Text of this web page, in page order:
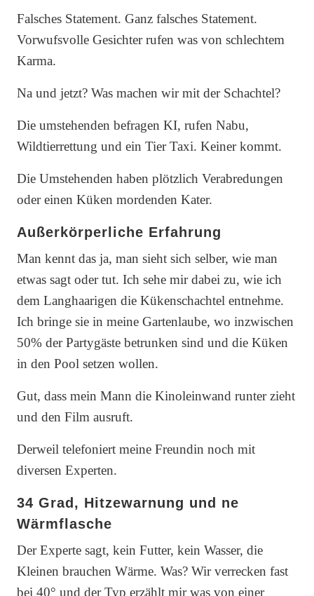
Falsches Statement. Ganz falsches Statement.
Vorwufsvolle Gesichter rufen was von schlechtem
Karma.
Na und jetzt? Was machen wir mit der Schachtel?
Die umstehenden befragen KI, rufen Nabu,
Wildtierrettung und ein Tier Taxi. Keiner kommt.
Die Umstehenden haben plötzlich Verabredungen
oder einen Küken mordenden Kater.
Außerkörperliche Erfahrung
Man kennt das ja, man sieht sich selber, wie man
etwas sagt oder tut. Ich sehe mir dabei zu, wie ich
dem Langhaarigen die Kükenschachtel entnehme.
Ich bringe sie in meine Gartenlaube, wo inzwischen
50% der Partygäste betrunken sind und die Küken
in den Pool setzen wollen.
Gut, dass mein Mann die Kinoleinwand runter zieht
und den Film ausruft.
Derweil telefoniert meine Freundin noch mit
diversen Experten.
34 Grad, Hitzewarnung und ne
Wärmflasche
Der Experte sagt, kein Futter, kein Wasser, die
Kleinen brauchen Wärme. Was? Wir verrecken fast
bei 40° und der Typ erzählt mir was von einer